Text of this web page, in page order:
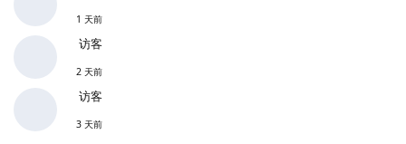
1 天前
访客
2 天前
访客
3 天前